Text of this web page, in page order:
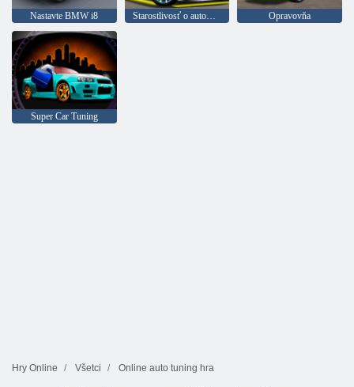
Nastavte BMW i8 Starostlivosť o automobil Opravovňa
Super Car Tuning
Hry Online Všetci Online auto tuning hra